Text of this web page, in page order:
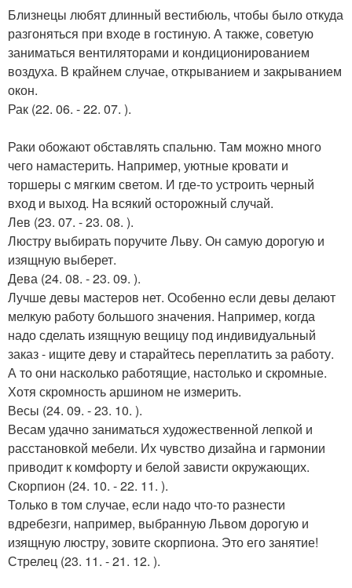
Близнецы любят длинный вестибюль, чтобы было откуда
разгоняться при входе в гостиную. А также, советую
заниматься вентиляторами и кондиционированием
воздуха. В крайнем случае, открыванием и закрыванием
окон.
Рак (22. 06. - 22. 07. ).
Раки обожают обставлять спальню. Там можно много
чего намастерить. Например, уютные кровати и
торшеры c мягким светом. И где-то устроить черный
вход и выход. На всякий осторожный случай.
Лев (23. 07. - 23. 08. ).
Люстру выбирать поручите Льву. Он самую дорогую и
изящную выберет.
Дева (24. 08. - 23. 09. ).
Лучше девы мастеров нет. Особенно если девы делают
мелкую работу большого значения. Например, когда
надо сделать изящную вещицу под индивидуальный
заказ - ищите деву и старайтесь переплатить за работу.
А то они насколько работящие, настолько и скромные.
Хотя скромность аршином не измерить.
Весы (24. 09. - 23. 10. ).
Весам удачно заниматься художественной лепкой и
расстановкой мебели. Их чувство дизайна и гармонии
приводит к комфорту и белой зависти окружающих.
Скорпион (24. 10. - 22. 11. ).
Только в том случае, если надо что-то разнести
вдребезги, например, выбранную Львом дорогую и
изящную люстру, зовите скорпиона. Это его занятие!
Стрелец (23. 11. - 21. 12. ).